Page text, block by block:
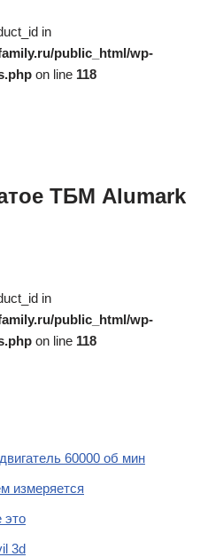
in
public_html/wp-
on line 118
ТБМ Alumark
in
public_html/wp-
on line 118
60000 об мин
измеряется
это
3d